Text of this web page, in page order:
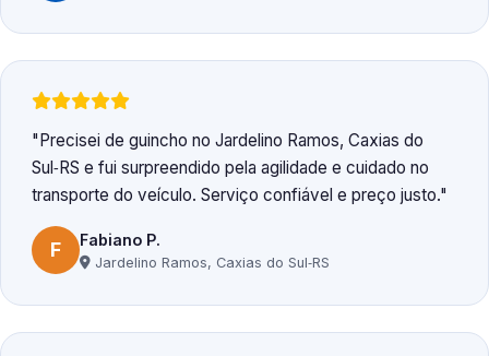
Precisei de guincho no Jardelino Ramos, Caxias do
Sul‑RS e fui surpreendido pela agilidade e cuidado no
transporte do veículo. Serviço confiável e preço justo.
F Fabiano P.
Jardelino Ramos, Caxias do Sul‑RS